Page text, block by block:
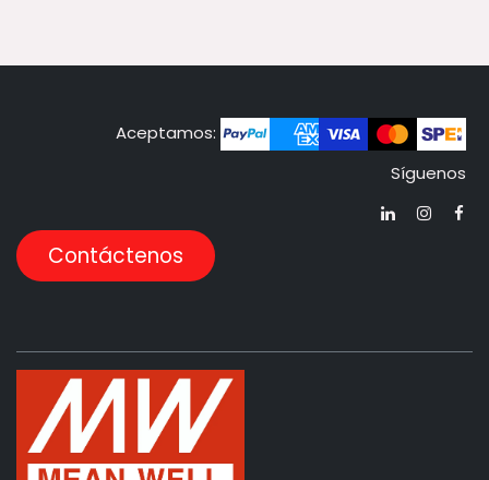
Aceptamos:
Síguenos
Contáctenos